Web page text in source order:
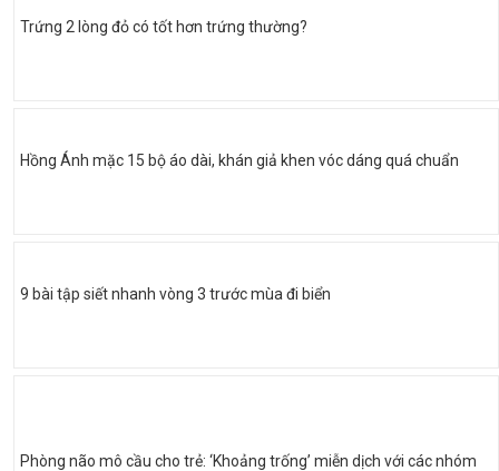
Trứng 2 lòng đỏ có tốt hơn trứng thường?
Hồng Ánh mặc 15 bộ áo dài, khán giả khen vóc dáng quá chuẩn
9 bài tập siết nhanh vòng 3 trước mùa đi biển
Phòng não mô cầu cho trẻ: ‘Khoảng trống’ miễn dịch với các nhóm